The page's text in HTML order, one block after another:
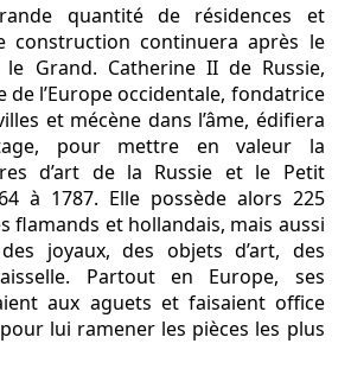
quantité de résidences et
construction continuera après le
Grand. Catherine II de Russie,
de l’Europe occidentale, fondatrice
et mécène dans l’âme, édifiera
pour mettre en valeur la
d’art de la Russie et le Petit
à 1787. Elle possède alors 225
flamands et hollandais, mais aussi
joyaux, des objets d’art, des
Partout en Europe, ses
aux aguets et faisaient office
lui ramener les pièces les plus